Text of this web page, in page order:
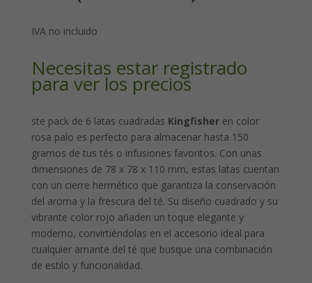
IVA no incluido
Necesitas estar registrado
para ver los precios
ste pack de 6 latas cuadradas Kingfisheren color
rosa palo es perfecto para almacenar hasta 150
gramos de tus tés o infusiones favoritos. Con unas
dimensiones de 78 x 78 x 110 mm, estas latas cuentan
con un cierre hermético que garantiza la conservación
del aroma y la frescura del té. Su diseño cuadrado y su
vibrante color rojo añaden un toque elegante y
moderno, convirtiéndolas en el accesorio ideal para
cualquier amante del té que busque una combinación
de estilo y funcionalidad.